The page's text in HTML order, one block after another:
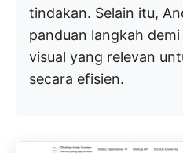
tindakan. Selain itu,
panduan langkah
visual yang relevan
secara efisien.